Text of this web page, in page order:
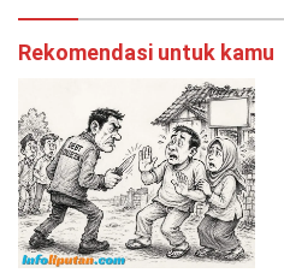
Rekomendasi untuk kamu